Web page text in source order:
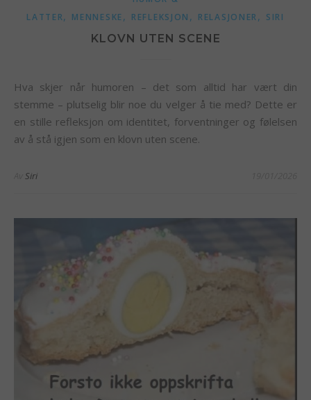
LATTER, MENNESKE, REFLEKSJON , RELASJONER, SIRI
KLOVN UTEN SCENE
Hva skjer når humoren – det som alltid har vært din
stemme – plutselig blir noe du velger å tie med? Dette er
en stille refleksjon om identitet, forventninger og følelsen
av å stå igjen som en klovn uten scene.
Siri